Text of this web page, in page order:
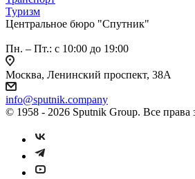
Туризм
Центральное бюро "Спутник"
Пн. – Пт.: с 10:00 до 19:00
Москва, Ленинский проспект, 38А
info@sputnik.company
© 1958 - 2026 Sputnik Group. Все